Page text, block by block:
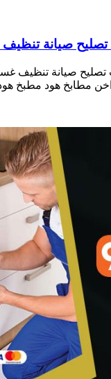
صيانة تنظيف
مطابخ هود مطبخ